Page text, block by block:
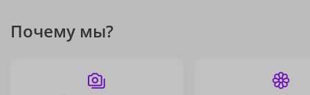
Почему мы?